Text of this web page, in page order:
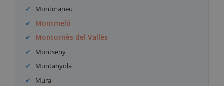
Montmaneu
Montmeló
Montornès del Vallès
Montseny
Muntanyola
Mura